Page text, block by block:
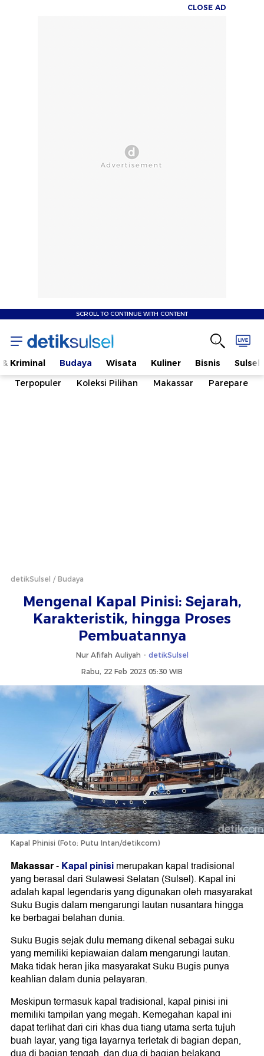
CLOSE AD
SCROLL TO CONTINUE WITH CONTENT
Kriminal Budaya Wisata Kuliner Bisnis
Sulsel
Terpopuler
Koleksi Pilihan Makassar Parepare
detikSulsel Budaya
Mengenal Kapal Pinisi: Sejarah,
Karakteristik, hingga Proses
Pembuatannya
Nur Afifah Auliyah - detikSulsel
Rabu, 22 Feb 2023 05:30 WIB
Kapal Phinisi (Foto: Putu Intan/detikcom)
Makassar-Kapal pinisimerupakan kapal tradisional
yang berasal dari Sulawesi Selatan (Sulsel). Kapal ini
adalah kapal legendaris yang digunakan oleh masyarakat
Suku Bugis dalam mengarungi lautan nusantara hingga
ke berbagai belahan dunia.
Suku Bugis sejak dulu memang dikenal sebagai suku
yang memiliki kepiawaian dalam mengarungi lautan.
Maka tidak heran jika masyarakat Suku Bugis punya
keahlian dalam dunia pelayaran.
Meskipun termasuk kapal tradisional, kapal pinisi ini
memiliki tampilan yang megah. Kemegahan kapal ini
dapat terlihat dari ciri khas dua tiang utama serta tujuh
buah layar, yang tiga layarnya terletak di bagian depan,